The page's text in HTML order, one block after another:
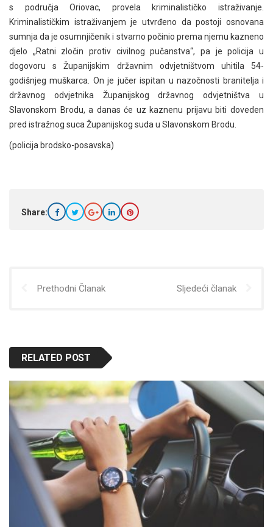
s područja Oriovac, provela kriminalističko istraživanje.
Kriminalističkim istraživanjem je utvrđeno da postoji osnovana
sumnja da je osumnjičenik i stvarno počinio prema njemu kazneno
djelo „Ratni zločin protiv civilnog pučanstva“, pa je policija u
dogovoru s Županijskim državnim odvjetništvom uhitila 54-
godišnjeg muškarca. On je jučer ispitan u nazočnosti branitelja i
državnog odvjetnika Županijskog državnog odvjetništva u
Slavonskom Brodu, a danas će uz kaznenu prijavu biti doveden
pred istražnog suca Županijskog suda u Slavonskom Brodu.
(policija brodsko-posavska)
Share:
Prethodni Članak Sljedeći članak
RELATED POST